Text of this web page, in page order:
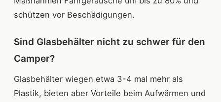
schützen vor Beschädigungen.
Sind Glasbehälter nicht zu schwer für den
Camper?
Glasbehälter wiegen etwa 3-4 mal mehr als
Plastik, bieten aber Vorteile beim Aufwärmen und